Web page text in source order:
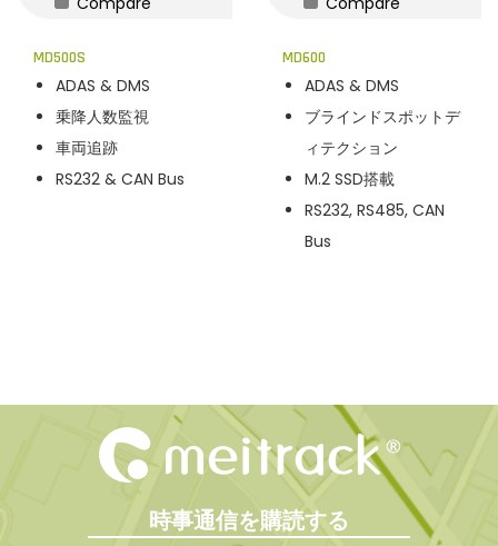
MD500S
ADAS & DMS
乗降人数監視
車両追跡
RS232 & CAN Bus
MD600
ADAS & DMS
ブラインドスポットデ
ィテクション
M.2 SSD搭載
RS232, RS485, CAN
Bus
時事通信を購読する